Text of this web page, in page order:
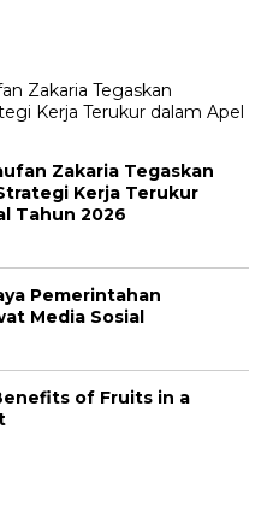
Zakaria Tegaskan
Kerja Terukur
Tahun 2026
Pemerintahan
Media Sosial
of Fruits in a